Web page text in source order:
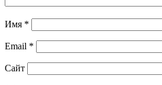
Имя *
Email *
Сайт